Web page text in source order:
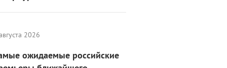
2026
ожидаемые российские